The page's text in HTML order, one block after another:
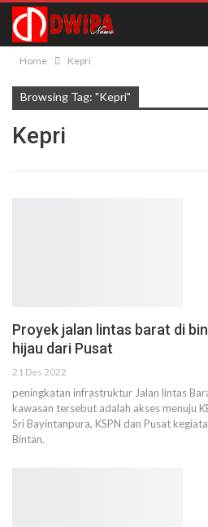
Home Kepri
Browsing Tag: "Kepri"
Kepri
Proyek jalan lintas barat di
hijau dari Pusat
21 Des 2022
peningkatan infrastruktur Jalan lintas
kawasan tersebut adalah akses menuju
Sri Bayintanpura, KSPN dan Pusat
Bintan.